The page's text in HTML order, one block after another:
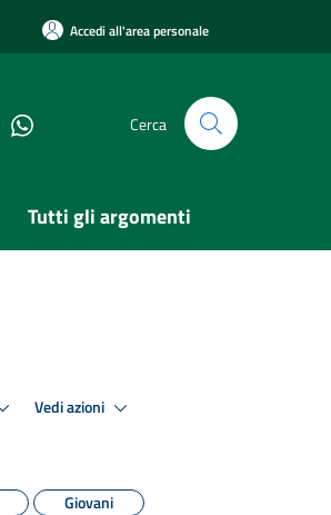
Accedi all'area personale
Cerca
Tutti gli argomenti
Vedi azioni
Giovani